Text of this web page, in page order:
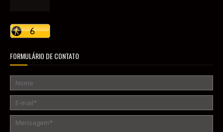
FORMULÁRIO DE CONTATO